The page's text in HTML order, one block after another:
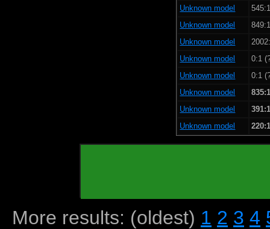
Unknown model
Unknown model
Unknown model
Unknown model
0:1
Unknown model
0:1
Unknown model
Unknown model
Unknown model
More results: (oldest) 1 2 3 4